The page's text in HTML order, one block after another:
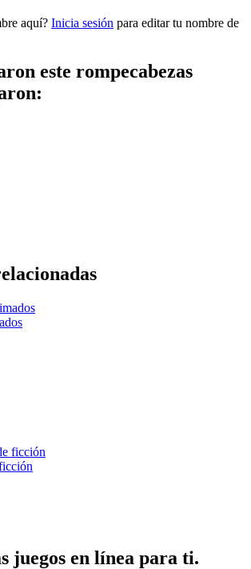
aquí? Inicia sesión para editar tu nombre de
este rompecabezas
juegos en línea para ti.